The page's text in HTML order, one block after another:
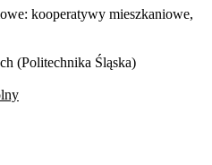
kooperatywy mieszkaniowe,
(Politechnika Śląska)